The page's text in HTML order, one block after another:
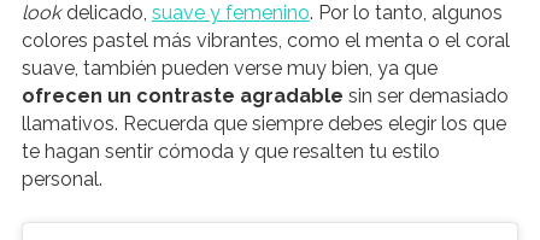
lookdelicado, suave y femenino. Por lo tanto, algunos
colores pastel más vibrantes, como el menta o el coral
suave, también pueden verse muy bien, ya que
ofrecen un contraste agradable sin ser demasiado
llamativos. Recuerda que siempre debes elegir los que
te hagan sentir cómoda y que resalten tu estilo
personal.